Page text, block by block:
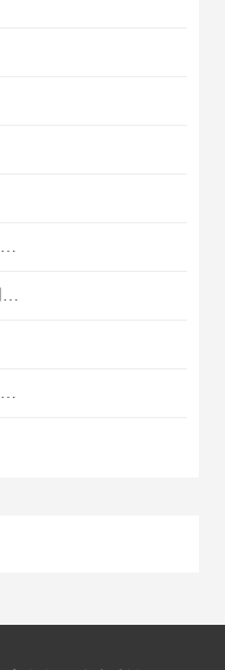
开拓者游戏怎样管理王国攻略（开拓者游戏怎样管理王国攻略的）
lol剑圣为值得练吗（lol剑圣好用吗）
燃烧远征幽灵虎怎么获得（燃烧的远征幽灵豹）